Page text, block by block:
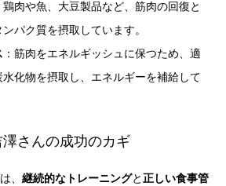
鶏肉や魚、大豆製品など、筋肉の回復と
パク質を摂取しています。
：筋肉をエネルギッシュに保つため、適
化物を摂取し、エネルギーを補給して
さんの成功のカギ
、 継続的なトレーニングと 正しい食事管